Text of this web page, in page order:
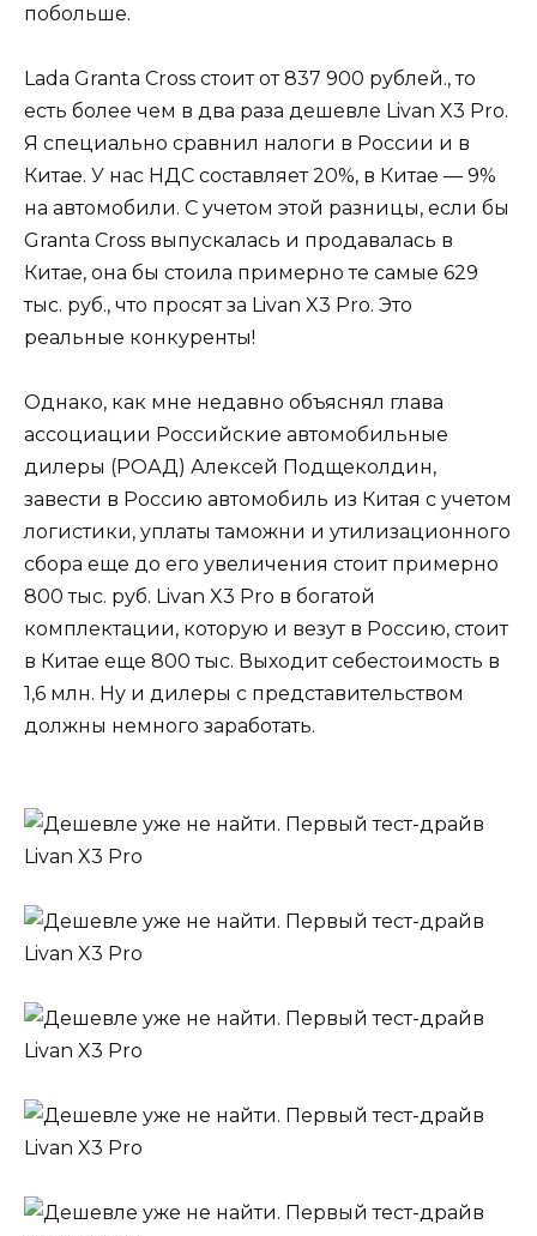
побольше.
Lada Granta Cross стоит от 837 900 рублей., то
есть более чем в два раза дешевле Livan X3 Pro.
Я специально сравнил налоги в России и в
Китае. У нас НДС составляет 20%, в Китае — 9%
на автомобили. С учетом этой разницы, если бы
Granta Cross выпускалась и продавалась в
Китае, она бы стоила примерно те самые 629
тыс. руб., что просят за Livan X3 Pro. Это
реальные конкуренты!
Однако, как мне недавно объяснял глава
ассоциации Российские автомобильные
дилеры (РОАД) Алексей Подщеколдин,
завести в Россию автомобиль из Китая с учетом
логистики, уплаты таможни и утилизационного
сбора еще до его увеличения стоит примерно
800 тыс. руб. Livan X3 Pro в богатой
комплектации, которую и везут в Россию, стоит
в Китае еще 800 тыс. Выходит себестоимость в
1,6 млн. Ну и дилеры с представительством
должны немного заработать.